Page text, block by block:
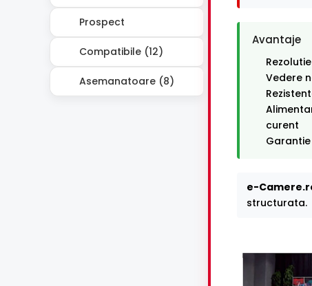
Prospect
Compatibile (12)
Asemanatoare (8)
Avantaje
Vedere
curent
e-
structurata.